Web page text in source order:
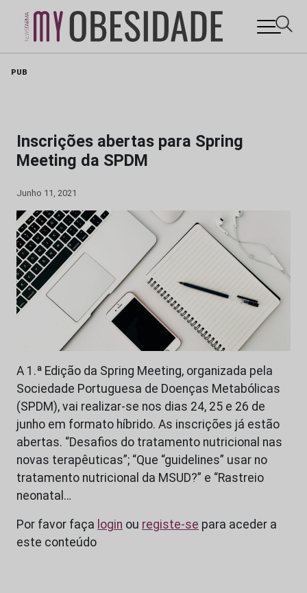
PUB
Inscrições abertas para Spring
Meeting da SPDM
Junho 11, 2021
A 1.ª Edição da Spring Meeting, organizada pela
Sociedade Portuguesa de Doenças Metabólicas
(SPDM), vai realizar-se nos dias 24, 25 e 26 de
junho em formato híbrido. As inscrições já estão
abertas. “Desafios do tratamento nutricional nas
novas terapêuticas”; “Que “guidelines” usar no
tratamento nutricional da MSUD?” e “Rastreio
neonatal…
Por favor faça login ou registe-se para aceder a
este conteúdo